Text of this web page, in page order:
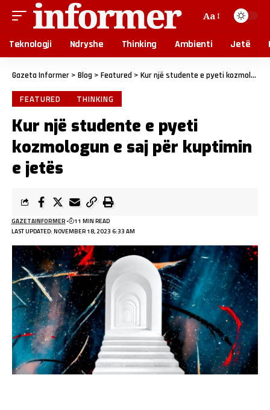
Aa
Teknologji Ndryshe Thinking Ambienti Jetë
Gazeta Informer > Blog > Featured > Kur një studente e pyeti kozmologun e saj për kuptimin e jetës
FEATURED THINKING
Kur një studente e pyeti
kozmologun e saj për kuptimin
e jetës
LAST UPDATED: NOVEMBER 18, 2023 6:33 AM
GAZETAINFORMER 11 MIN READ